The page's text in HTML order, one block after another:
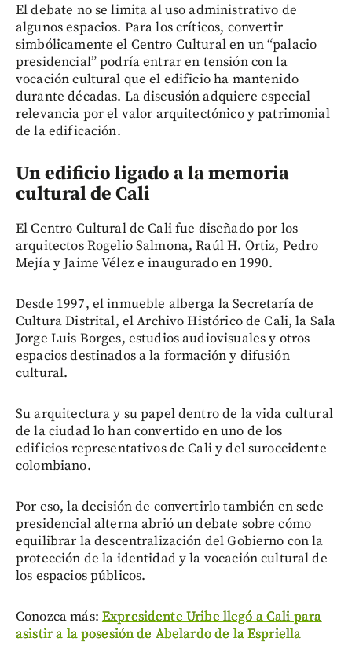
El debate no se limita al uso administrativo de
algunos espacios. Para los críticos, convertir
simbólicamente el Centro Cultural en un “palacio
presidencial” podría entrar en tensión con la
vocación cultural que el edificio ha mantenido
durante décadas. La discusión adquiere especial
relevancia por el valor arquitectónico y patrimonial
de la edificación.
Un edificio ligado a la memoria
cultural de Cali
El Centro Cultural de Cali fue diseñado por los
arquitectos Rogelio Salmona, Raúl H. Ortiz, Pedro
Mejía y Jaime Vélez e inaugurado en 1990.
Desde 1997, el inmueble alberga la Secretaría de
Cultura Distrital, el Archivo Histórico de Cali, la Sala
Jorge Luis Borges, estudios audiovisuales y otros
espacios destinados a la formación y difusión
cultural.
Su arquitectura y su papel dentro de la vida cultural
de la ciudad lo han convertido en uno de los
edificios representativos de Cali y del suroccidente
colombiano.
Por eso, la decisión de convertirlo también en sede
presidencial alterna abrió un debate sobre cómo
equilibrar la descentralización del Gobierno con la
protección de la identidad y la vocación cultural de
los espacios públicos.
Conozca más: Expresidente Uribe llegó a Cali para
asistir a la posesión de Abelardo de la Espriella